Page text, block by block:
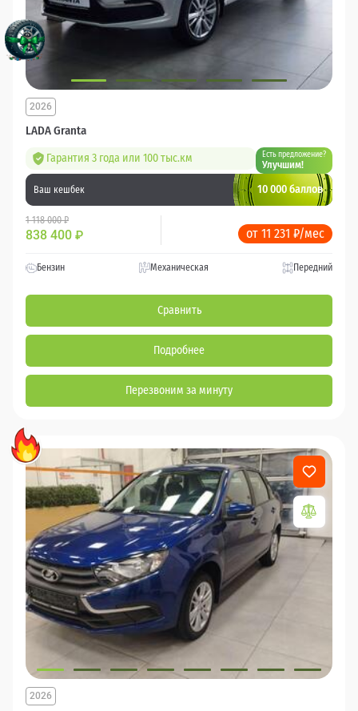
LADA Granta
2026
Гарантия 3 года или 100 тыс.км Есть предложение?
Улучшим!
Ваш кешбек 10 000 баллов
1 118 000 ₽
838 400 ₽ от 11 231 ₽/мес
Бензин Механическая Передний
Сравнить
Подробнее
Перезвоним за минуту
2026